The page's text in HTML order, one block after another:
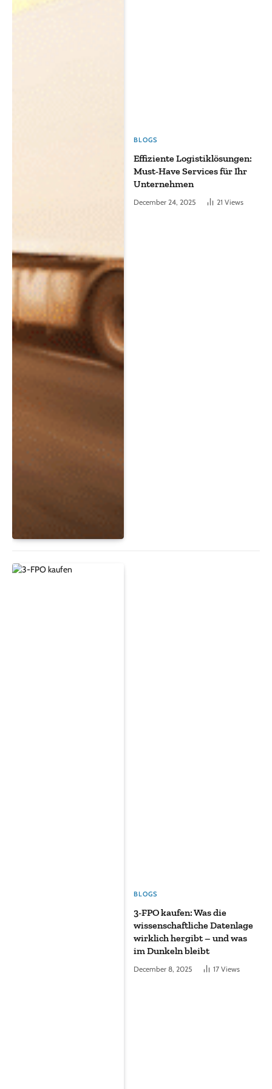
BLOGS
Effiziente Logistiklösungen:
Must-Have Services für Ihr
Unternehmen
December 24, 2025 21 Views
BLOGS
3-FPO kaufen: Was die
wissenschaftliche Datenlage
wirklich hergibt – und was
im Dunkeln bleibt
December 8, 2025 17 Views